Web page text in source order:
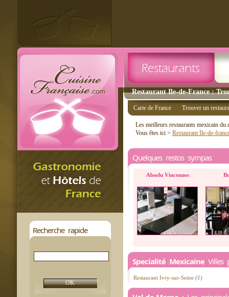
Restaurant Ile-de-France :
Recherche rapide
Carte de France Trouver un
Les meilleurs restaurants mexicain du
Vous êtes ici > Restaurant Ile-de-
Quelques restos sympas
Absolu Vincennes
Specialité Mexicaine Villes
Restaurant Ivry-sur-Seine (1)